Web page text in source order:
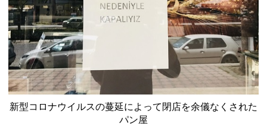
新型コロナウイルスの蔓延によって閉店を余儀なくされた
パン屋